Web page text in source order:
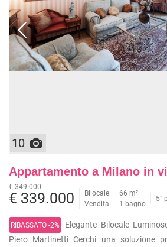
10
Appartamento a Milano in
€ 349.000
€ 339.000
Bilocale
Vendita
66 m²
1 bagno
5°
RIBASSATO -2%
Elegante Bilocale
Piero Martinetti Cerchi una soluzione